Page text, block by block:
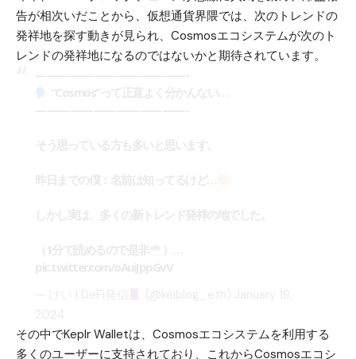
告が相次いだことから、仮想通貨界隈では、次のトレンドの
発祥地を探す動きが見られ、Cosmosエコシステムが次のト
レンドの発祥地になるのではないかと期待されています。
その中でKeplr Walletは、Cosmosエコシステムを利用する
多くのユーザーに支持されており、これからCosmosエコシ